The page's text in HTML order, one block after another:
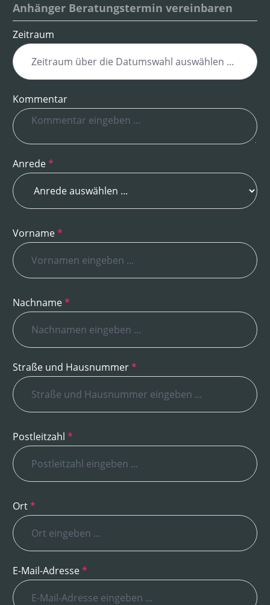
Anhänger Beratungstermin vereinbaren
Zeitraum
Kommentar
Anrede*
Vorname*
Nachname*
Straße und Hausnummer*
Postleitzahl *
Ort*
E-Mail-Adresse*